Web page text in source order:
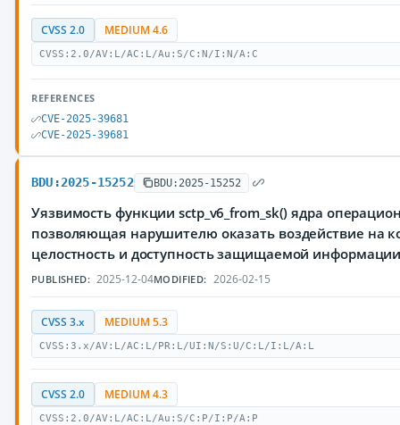
CVSS 2.0 MEDIUM 4.6
CVSS:2.0/AV:L/AC:L/Au:S/C:N/I:N/A:C
REFERENCES
CVE-2025-39681
CVE-2025-39681
BDU:2025-15252 BDU:2025-15252
Уязвимость функции sctp_v6_from_sk() ядра
позволяющая нарушителю оказать воздействие на
целостность и доступность защищаемой
PUBLISHED: 2025-12-04MODIFIED: 2026-02-15
CVSS 3.x MEDIUM 5.3
CVSS:3.x/AV:L/AC:L/PR:L/UI:N/S:U/C:L/I:L/A:L
CVSS 2.0 MEDIUM 4.3
CVSS:2.0/AV:L/AC:L/Au:S/C:P/I:P/A:P